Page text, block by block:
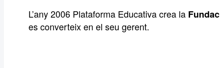
L’any 2006 Plataforma Educativa crea la
es converteix en el seu gerent.